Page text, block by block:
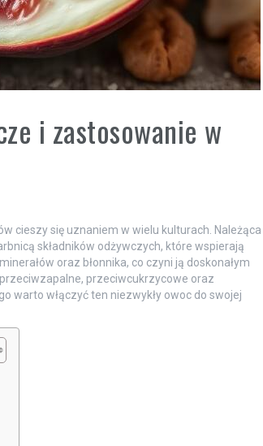
i zastosowanie w
cieszy się uznaniem w wielu kulturach. Należąca
składników odżywczych, które wspierają
oraz błonnika, co czyni ją doskonałym
przeciwcukrzycowe oraz
warto włączyć ten niezwykły owoc do swojej